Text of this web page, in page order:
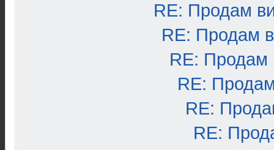
RE: Продам
RE: Продам
RE: Продам
RE:
RE:
RE: